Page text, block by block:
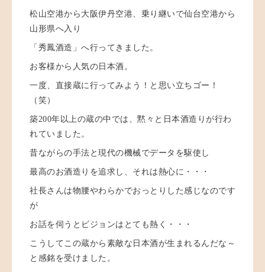
松山空港から大阪伊丹空港、乗り継いで仙台空港から
山形県へ入り
「秀鳳酒造」へ行ってきました。
お客様から人気の日本酒。
一度、直接蔵に行ってみよう！と思い立ちゴー！
（笑）
築200年以上の蔵の中では、黙々と日本酒造りが行わ
れていました。
昔ながらの手法と現代の機械でデータを駆使し
最高のお酒造りを追求し、それは熱心に・・・
社長さんは物腰やわらかでおっとりした感じなのです
が
お話を伺うとビジョンはとても熱く・・・
こうしてこの蔵から素敵な日本酒が生まれるんだな～
と感銘を受けました。